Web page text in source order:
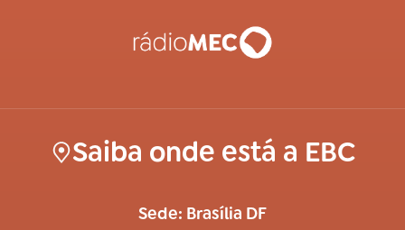
Saiba onde está a EBC
Sede: Brasília DF